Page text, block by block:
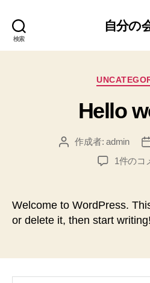
検索
自分の
カ
ゴ
リ
Hello
投
作成者:admin
Hello
1件のコ
Welcome to WordPress.
or delete it, then start writing!